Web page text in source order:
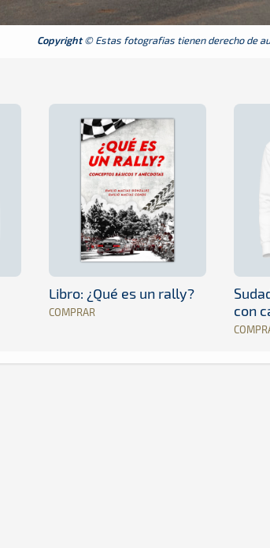
Copyright© Estas fotografias tienen derecho de
Libro: ¿Qué es un rally?
COMPRAR
con